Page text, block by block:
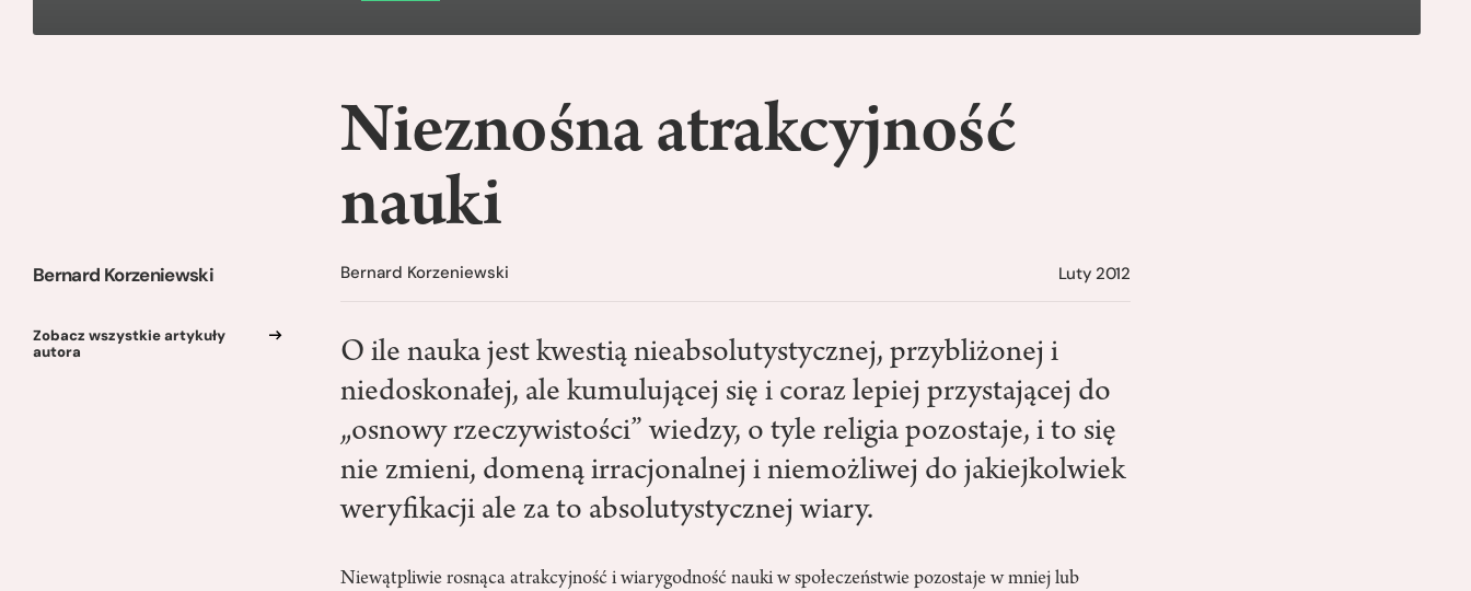
Bernard Korzeniewski
Zobacz wszystkie artykuły
autora
Nieznośna atrakcyjność
nauki
Bernard Korzeniewski Luty 2012
O ile nauka jest kwestią nieabsolutystycznej, przybliżonej i
niedoskonałej, ale kumulującej się i coraz lepiej przystającej do
„osnowy rzeczywistości” wiedzy, o tyle religia pozostaje, i to się
nie zmieni, domeną irracjonalnej i niemożliwej do jakiejkolwiek
weryfikacji ale za to absolutystycznej wiary.
Niewątpliwie rosnąca atrakcyjność i wiarygodność nauki w społeczeństwie pozostaje w mniej lub